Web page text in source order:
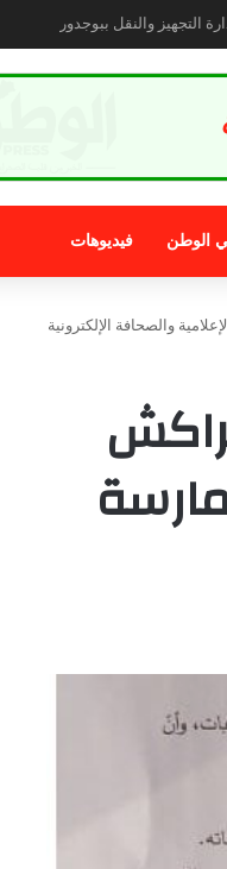
لكي لا يعيده للمغرب .
الوطن فيديوهات
والصحافة الإلكترونية